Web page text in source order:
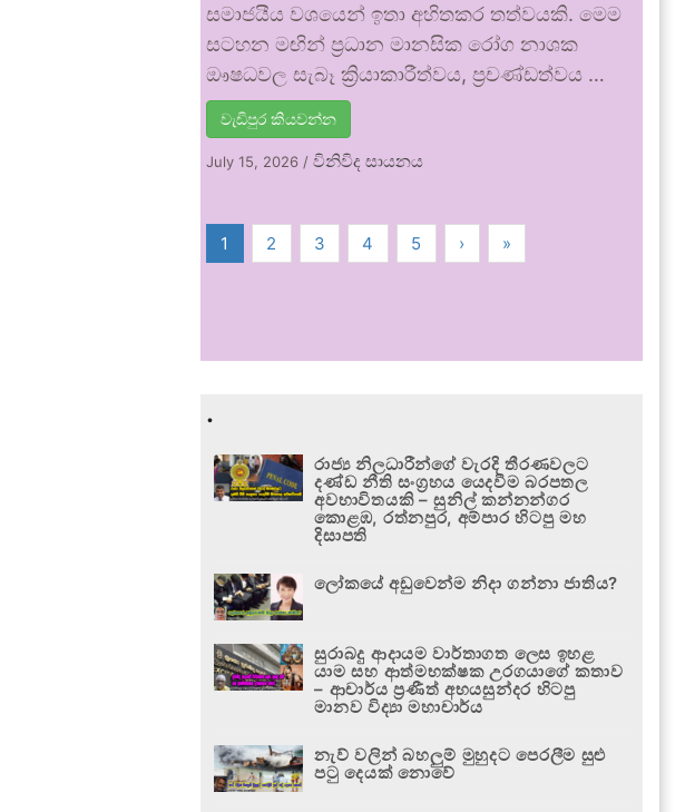
සමාජයීය වශයෙන් ඉතා අහිතකර තත්වයකි. මෙම
සටහන මඟින් ප්‍රධාන මානසික රෝග නාශක
ඖෂධවල සැබෑ ක්‍රියාකාරීත්වය, ප්‍රචණ්ඩත්වය …
වැඩිපුර කියවන්න
July 15, 2026 /විනිවිද සායනය
1 2 3 4 5 › »
.
රාජ්‍ය නිලධාරීන්ගේ වැරදි තීරණවලට
දණ්ඩ නීති සංග්‍රහය යෙදවීම බරපතල
අවභාවිතයකි – සුනිල් කන්නන්ගර
කොළඹ, රත්නපුර, අම්පාර හිටපු මහ
දිසාපති
ලෝකයේ අඩුවෙන්ම නිදා ගන්නා ජාතිය?
සුරාබදු ආදායම වාර්තාගත ලෙස ඉහළ
යාම සහ ආත්මභක්ෂක උරගයාගේ කතාව
– ආචාර්ය ප්‍රණීත් අභයසුන්දර හිටපු
මානව විද්‍යා මහාචාර්ය
නැව් වලින් බහලුම් මුහුදට පෙරලීම සුළු
පටු දෙයක් නොවේ